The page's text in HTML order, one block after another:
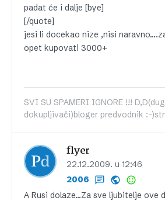
padat će i dalje [bye]
[/quote]
jesi li docekao nize ,nisi
opet kupovati 3000+
SVI SU SPAMERI IGNORE !!!
dokupljivači)bloger predvodnik :-
flyer
22.12.2009. u 12:46
2006
A Rusi dolaze…Za sve ljubitelje ove